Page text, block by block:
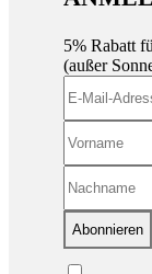
5% Rabatt
(außer
Abonnieren